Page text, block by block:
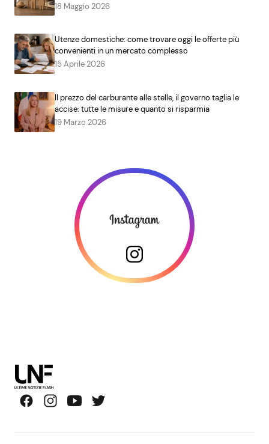
18 Maggio 2026
Utenze domestiche: come trovare oggi le offerte più
convenienti in un mercato complesso
15 Aprile 2026
Il prezzo del carburante alle stelle, il governo taglia le
accise: tutte le misure e quanto si risparmia
19 Marzo 2026